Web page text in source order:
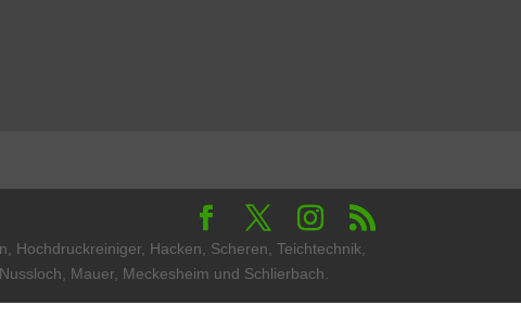
Hacken, Scheren, Teichtechnik,
Mauer, Meckesheim und Schlierbach.